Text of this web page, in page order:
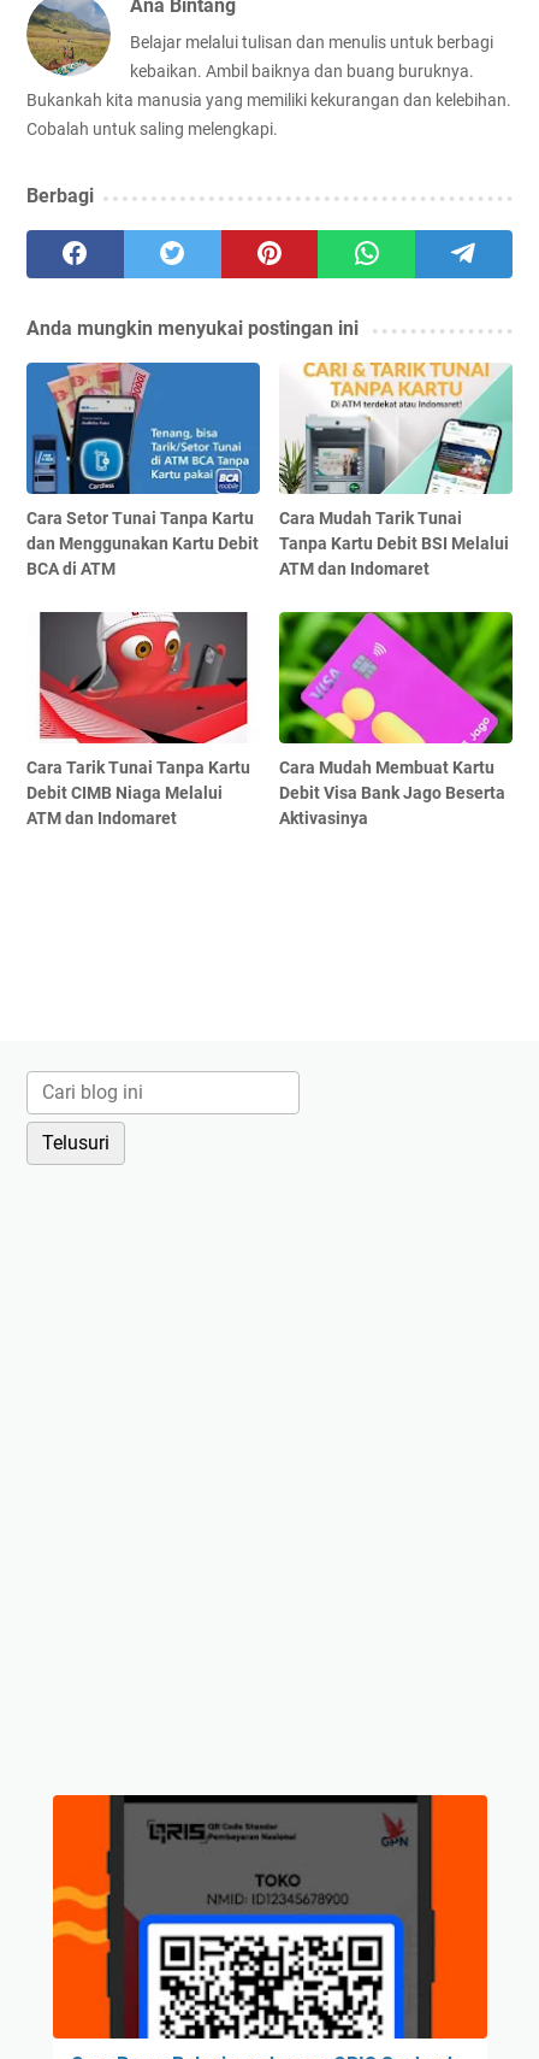
Ana Bintang
Belajar melalui tulisan dan menulis untuk berbagi
kebaikan. Ambil baiknya dan buang buruknya.
Bukankah kita manusia yang memiliki kekurangan dan kelebihan.
Cobalah untuk saling melengkapi.
Berbagi
Anda mungkin menyukai postingan ini
Cara Setor Tunai Tanpa Kartu
dan Menggunakan Kartu Debit
BCA di ATM
Cara Mudah Tarik Tunai
Tanpa Kartu Debit BSI Melalui
ATM dan Indomaret
Cara Tarik Tunai Tanpa Kartu
Debit CIMB Niaga Melalui
ATM dan Indomaret
Cara Mudah Membuat Kartu
Debit Visa Bank Jago Beserta
Aktivasinya